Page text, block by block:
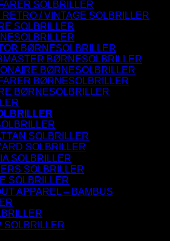
SOLBRILLER
RETRO / VINTAGE SOLBRILLER
SOLBRILLER
BØRNESOLBRILLER
BØRNESOLBRILLER
BØRNESOLBRILLER
BØRNESOLBRILLER
BØRNESOLBRILLER
SOLBRILLER
SOLBRILLER
SOLBRILLER
SOLBRILLER
SOLBRILLER
APPAREL – BAMBUS
SOLBRILLER